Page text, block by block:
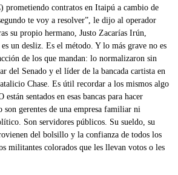
prometiendo contratos en Itaipú a cambio de
te voy a resolver”, le dijo al operador
su propio hermano, Justo Zacarías Irún,
un desliz. Es el método. Y lo más grave no es
de los que mandan: lo normalizaron sin
del Senado y el líder de la bancada cartista en
Chase. Es útil recordar a los mismos algo
sentados en esas bancas para hacer
son gerentes de una empresa familiar ni
Son servidores públicos. Su sueldo, su
del bolsillo y la confianza de todos los
militantes colorados que les llevan votos o les